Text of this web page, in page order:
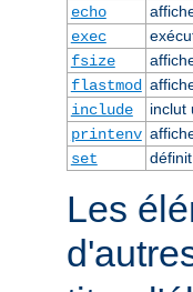
echo
exec
fsize
flastmod
include
inclut
printenv
set
Les